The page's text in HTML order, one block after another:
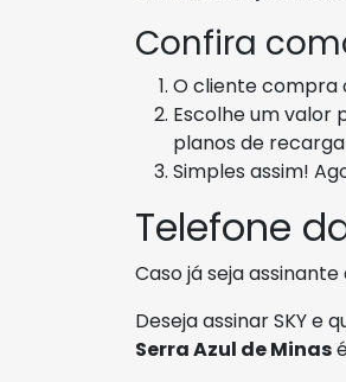
Confira
O cliente compra
Escolhe um valor
planos de
Simples assim!
Telefone
Caso já seja assinante
Deseja assinar SKY e
Serra Azul de Minas